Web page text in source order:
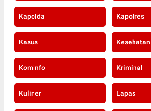
Kapolda Kapolres
Kasus Kesehatan
Kominfo Kriminal
Kuliner Lapas